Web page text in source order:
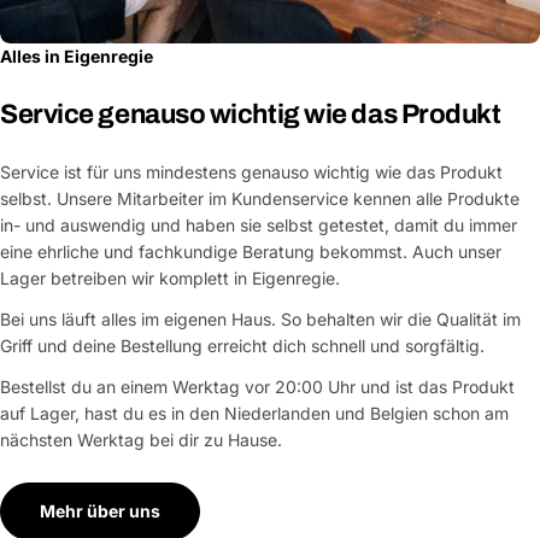
Alles in Eigenregie
Service genauso wichtig wie das Produkt
Service ist für uns mindestens genauso wichtig wie das Produkt
selbst. Unsere Mitarbeiter im Kundenservice kennen alle Produkte
in- und auswendig und haben sie selbst getestet, damit du immer
eine ehrliche und fachkundige Beratung bekommst. Auch unser
Lager betreiben wir komplett in Eigenregie.
Bei uns läuft alles im eigenen Haus. So behalten wir die Qualität im
Griff und deine Bestellung erreicht dich schnell und sorgfältig.
Bestellst du an einem Werktag vor 20:00 Uhr und ist das Produkt
auf Lager, hast du es in den Niederlanden und Belgien schon am
nächsten Werktag bei dir zu Hause.
Mehr über uns